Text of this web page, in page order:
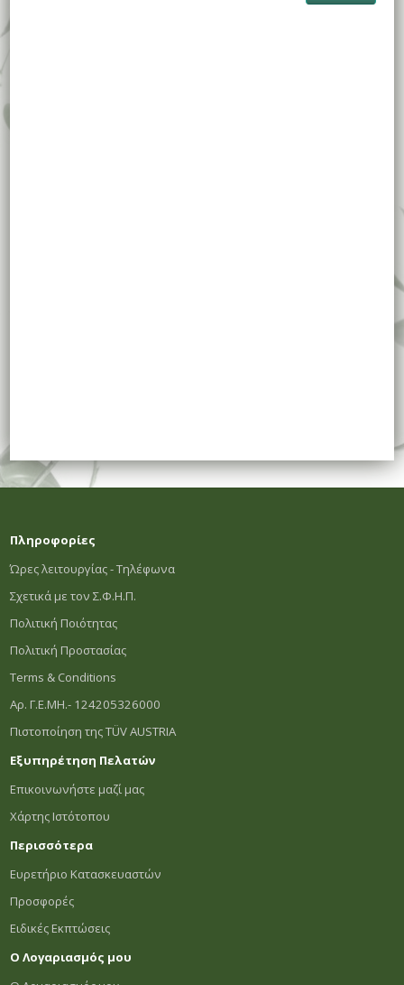
Πληροφορίες
Ώρες λειτουργίας - Τηλέφωνα
Σχετικά με τον Σ.Φ.Η.Π.
Πολιτική Ποιότητας
Πολιτική Προστασίας
Terms & Conditions
Αρ. Γ.Ε.ΜΗ.- 124205326000
Πιστοποίηση της TÜV AUSTRIA
Εξυπηρέτηση Πελατών
Επικοινωνήστε μαζί μας
Χάρτης Ιστότοπου
Περισσότερα
Ευρετήριο Κατασκευαστών
Προσφορές
Ειδικές Εκπτώσεις
Ο Λογαριασμός μου